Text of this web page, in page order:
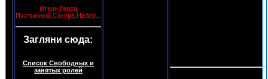
Итачи,Гаара
Пустынный,Сакура,Набор...
Загляни сюда:
Список Свободных и
занятых ролей